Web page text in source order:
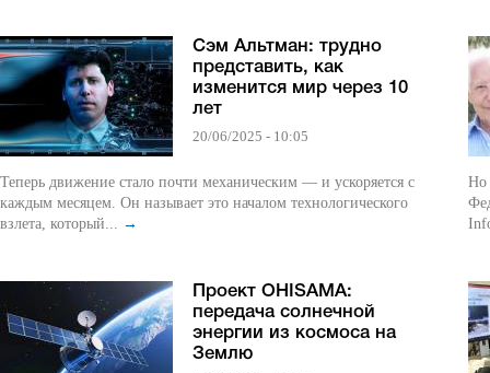
Сэм Альтман: трудно
представить, как
изменится мир через 10
лет
20/06/2025 - 10:05
Теперь движение стало почти механическим — и ускоряется с
каждым месяцем. Он называет это началом технологического
взлета, который... →
Проект OHISAMA:
передача солнечной
энергии из космоса на
Землю
Но